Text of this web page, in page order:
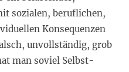
sozialen, beruflichen,
Konsequenzen
unvollständig, grob
man soviel Selbst-